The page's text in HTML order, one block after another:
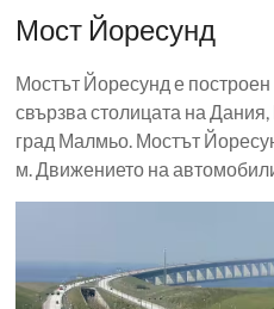
Мост Йоресунд
Мостът Йоресунд е
свързва столицата на
град Малмьо. Мостът
м. Движението на